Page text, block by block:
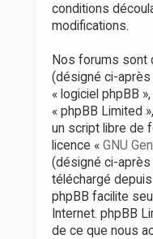
conditions
modifications.
Nos forums sont
(désigné ci-après
« logiciel phpBB
« phpBB Limited
un script libre de
licence « GNU
(désigné ci-après
téléchargé depuis
phpBB facilite
Internet. phpBB
de ce que nous